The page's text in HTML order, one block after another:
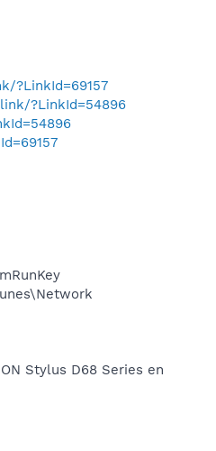
?LinkId=69157
?LinkId=54896
Stylus D68 Series en